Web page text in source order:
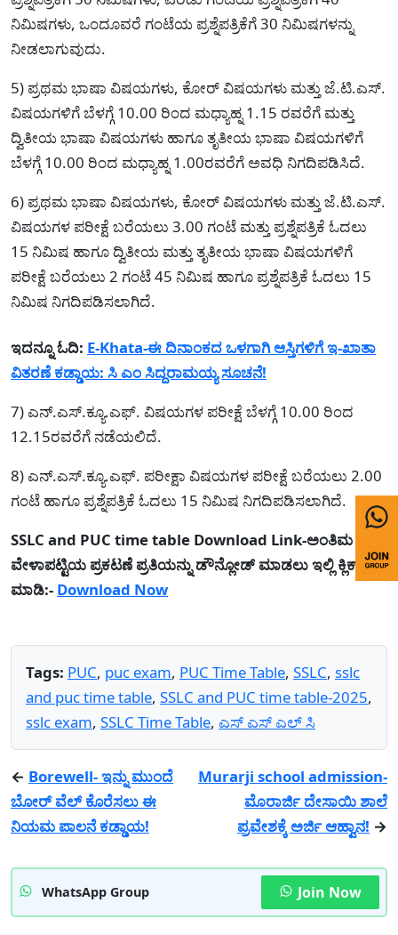
ನಿಮಿಷಗಳು, ಒಂದೂವರೆ ಗಂಟೆಯ ಪ್ರಶ್ನೆಪತ್ರಿಕೆಗೆ 30 ನಿಮಿಷಗಳನ್ನು
ನೀಡಲಾಗುವುದು.
5) ಪ್ರಥಮ ಭಾಷಾ ವಿಷಯಗಳು, ಕೋರ್ ವಿಷಯಗಳು ಮತ್ತು ಜೆ.ಟಿ.ಎಸ್.
ವಿಷಯಗಳಿಗೆ ಬೆಳಗ್ಗೆ 10.00 ರಿಂದ ಮಧ್ಯಾಹ್ನ 1.15 ರವರೆಗೆ ಮತ್ತು
ದ್ವಿತೀಯ ಭಾಷಾ ವಿಷಯಗಳು ಹಾಗೂ ತೃತೀಯ ಭಾಷಾ ವಿಷಯಗಳಿಗೆ
ಬೆಳಗ್ಗೆ 10.00 ರಿಂದ ಮಧ್ಯಾಹ್ನ 1.00ರವರೆಗೆ ಅವಧಿ ನಿಗದಿಪಡಿಸಿದೆ.
6) ಪ್ರಥಮ ಭಾಷಾ ವಿಷಯಗಳು, ಕೋರ್ ವಿಷಯಗಳು ಮತ್ತು ಜೆ.ಟಿ.ಎಸ್.
ವಿಷಯಗಳ ಪರೀಕ್ಷೆ ಬರೆಯಲು 3.00 ಗಂಟೆ ಮತ್ತು ಪ್ರಶ್ನೆಪತ್ರಿಕೆ ಓದಲು
15 ನಿಮಿಷ ಹಾಗೂ ದ್ವಿತೀಯ ಮತ್ತು ತೃತೀಯ ಭಾಷಾ ವಿಷಯಗಳಿಗೆ
ಪರೀಕ್ಷೆ ಬರೆಯಲು 2 ಗಂಟೆ 45 ನಿಮಿಷ ಹಾಗೂ ಪ್ರಶ್ನೆಪತ್ರಿಕೆ ಓದಲು 15
ನಿಮಿಷ ನಿಗದಿಪಡಿಸಲಾಗಿದೆ.
ಇದನ್ನೂ ಓದಿ: E-Khata-ಈ ದಿನಾಂಕದ ಒಳಗಾಗಿ ಆಸ್ತಿಗಳಿಗೆ ಇ-ಖಾತಾ
ವಿತರಣೆ ಕಡ್ಡಾಯ: ಸಿ ಎಂ ಸಿದ್ದರಾಮಯ್ಯ ಸೂಚನೆ!
7) ಎನ್.ಎಸ್.ಕ್ಯೂ.ಎಫ್. ವಿಷಯಗಳ ಪರೀಕ್ಷೆ ಬೆಳಗ್ಗೆ 10.00 ರಿಂದ
12.15ರವರೆಗೆ ನಡೆಯಲಿದೆ.
8) ಎನ್.ಎಸ್.ಕ್ಯೂ.ಎಫ್. ಪರೀಕ್ಷಾ ವಿಷಯಗಳ ಪರೀಕ್ಷೆ ಬರೆಯಲು 2.00
ಗಂಟೆ ಹಾಗೂ ಪ್ರಶ್ನೆಪತ್ರಿಕೆ ಓದಲು 15 ನಿಮಿಷ ನಿಗದಿಪಡಿಸಲಾಗಿದೆ.
SSLC and PUC time table Download Link-ಅಂತಿಮ
ವೇಳಾಪಟ್ಟಿಯ ಪ್ರಕಟಣೆ ಪ್ರತಿಯನ್ನು ಡೌನ್ಲೋಡ್ ಮಾಡಲು ಇಲ್ಲಿ ಕ್ಲಿಕ್
ಮಾಡಿ:- Download Now
Tags: PUC, puc exam, PUC Time Table, SSLC, sslc
and puc time table, SSLC and PUC time table-2025,
sslc exam, SSLC Time Table, ಎಸ್ ಎಸ್ ಎಲ್ ಸಿ
← Borewell- ಇನ್ನು ಮುಂದೆ
ಬೋರ್ ವೆಲ್ ಕೊರೆಸಲು ಈ
ನಿಯಮ ಪಾಲನೆ ಕಡ್ಡಾಯ!
Murarji school admission-
ಮೊರಾರ್ಜಿ ದೇಸಾಯಿ ಶಾಲೆ
ಪ್ರವೇಶಕ್ಕೆ ಅರ್ಜಿ ಆಹ್ವಾನ! →
WhatsApp Group Join Now